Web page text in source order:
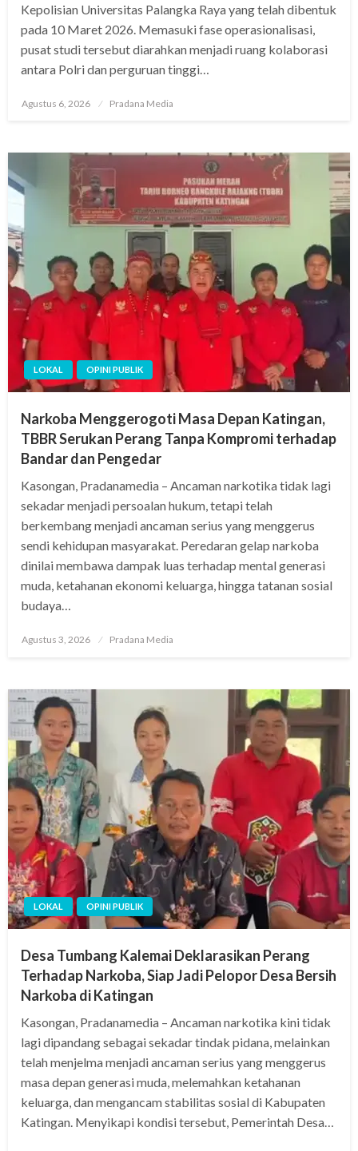
Kepolisian Universitas Palangka Raya yang telah dibentuk
pada 10 Maret 2026. Memasuki fase operasionalisasi,
pusat studi tersebut diarahkan menjadi ruang kolaborasi
antara Polri dan perguruan tinggi…
Agustus 6, 2026 Pradana Media
LOKAL OPINI PUBLIK
Narkoba Menggerogoti Masa Depan Katingan,
TBBR Serukan Perang Tanpa Kompromi terhadap
Bandar dan Pengedar
Kasongan, Pradanamedia – Ancaman narkotika tidak lagi
sekadar menjadi persoalan hukum, tetapi telah
berkembang menjadi ancaman serius yang menggerus
sendi kehidupan masyarakat. Peredaran gelap narkoba
dinilai membawa dampak luas terhadap mental generasi
muda, ketahanan ekonomi keluarga, hingga tatanan sosial
budaya…
Agustus 3, 2026 Pradana Media
LOKAL OPINI PUBLIK
Desa Tumbang Kalemai Deklarasikan Perang
Terhadap Narkoba, Siap Jadi Pelopor Desa Bersih
Narkoba di Katingan
Kasongan, Pradanamedia – Ancaman narkotika kini tidak
lagi dipandang sebagai sekadar tindak pidana, melainkan
telah menjelma menjadi ancaman serius yang menggerus
masa depan generasi muda, melemahkan ketahanan
keluarga, dan mengancam stabilitas sosial di Kabupaten
Katingan. Menyikapi kondisi tersebut, Pemerintah Desa…